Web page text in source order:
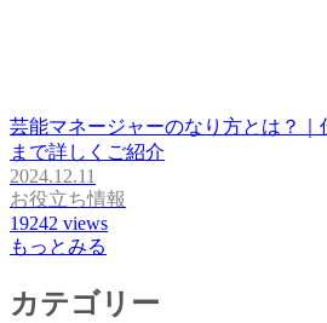
芸能マネージャーのなり方とは？
まで詳しくご紹介
2024.12.11
お役立ち情報
19242 views
もっとみる
カテゴリー